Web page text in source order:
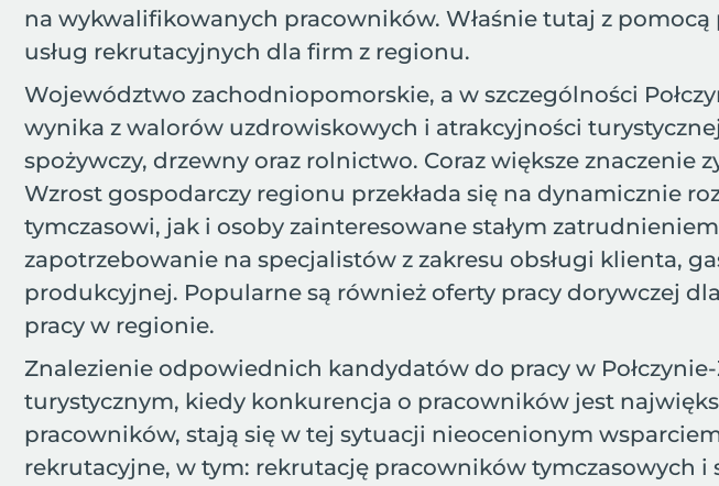
na wykwalifikowanych pracowników. Właśnie tutaj z
usług rekrutacyjnych dla firm z regionu.
Województwo zachodniopomorskie, a w szczególności
wynika z walorów uzdrowiskowych i atrakcyjności
spożywczy, drzewny oraz rolnictwo. Coraz większe
Wzrost gospodarczy regionu przekłada się na dynamicznie
tymczasowi, jak i osoby zainteresowane stałym
zapotrzebowanie na specjalistów z zakresu obsługi klienta,
produkcyjnej. Popularne są również oferty pracy dorywczej
pracy w regionie.
Znalezienie odpowiednich kandydatów do pracy w
turystycznym, kiedy konkurencja o pracowników jest
pracowników, stają się w tej sytuacji nieocenionym
rekrutacyjne, w tym: rekrutację pracowników tymczasowych i